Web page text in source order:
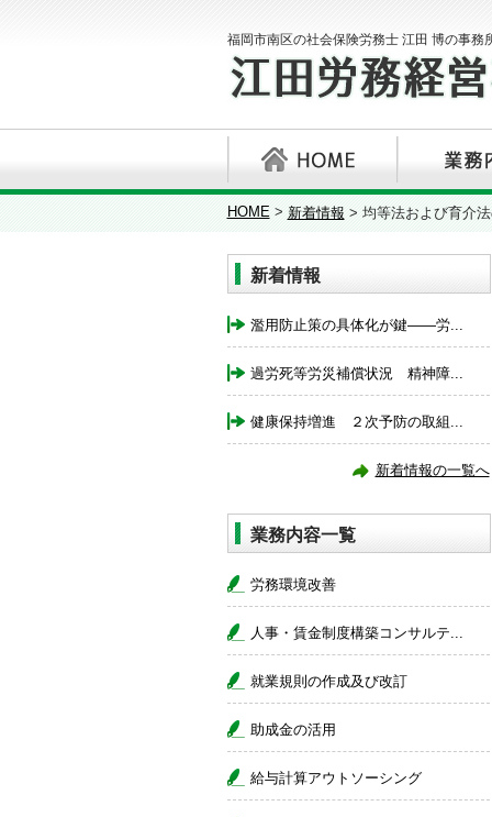
福岡市南区の社会保険労務士 江田 博の事務
HOME> 新着情報 > 均等法および育介
新着情報
濫用防止策の具体化が鍵――労...
過労死等労災補償状況 精神障...
健康保持増進 ２次予防の取組...
新着情報の一覧へ
業務内容一覧
労務環境改善
人事・賃金制度構築コンサルテ...
就業規則の作成及び改訂
助成金の活用
給与計算アウトソーシング